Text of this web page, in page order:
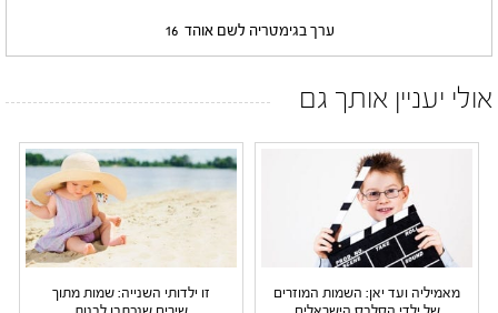
ערך בגימטריה לשם אוהד 16
אולי יעניין אותך גם
מאמיליה ועד יאן: השמות המוזרים
זו ילדותי השנייה: שמות מתוך